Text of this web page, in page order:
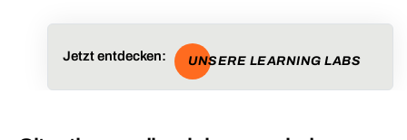
Jetzt entdecken: UNSERE LEARNING LABS